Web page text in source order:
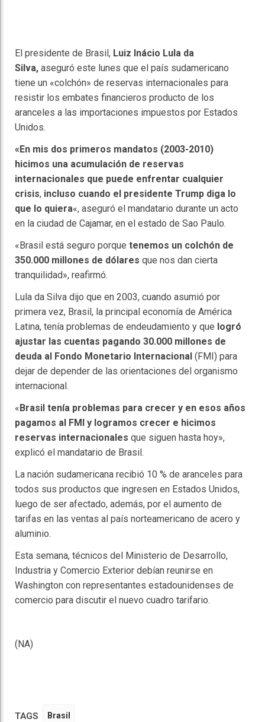
El presidente de Brasil, Luiz Inácio Lula da
Silva, aseguró este lunes que el país sudamericano
tiene un «colchón» de reservas internacionales para
resistir los embates financieros producto de los
aranceles a las importaciones impuestos por Estados
Unidos.
«En mis dos primeros mandatos (2003-2010)
hicimos una acumulación de reservas
internacionales que puede enfrentar cualquier
crisis, incluso cuando el presidente Trump diga lo
que lo quiera«, aseguró el mandatario durante un acto
en la ciudad de Cajamar, en el estado de Sao Paulo.
«Brasil está seguro porque tenemos un colchón de
350.000 millones de dólares que nos dan cierta
tranquilidad», reafirmó.
Lula da Silva dijo que en 2003, cuando asumió por
primera vez, Brasil, la principal economía de América
Latina, tenía problemas de endeudamiento y que logró
ajustar las cuentas pagando 30.000 millones de
deuda al Fondo Monetario Internacional (FMI) para
dejar de depender de las orientaciones del organismo
internacional.
«Brasil tenía problemas para crecer y en esos años
pagamos al FMI y logramos crecer e hicimos
reservas internacionales que siguen hasta hoy»,
explicó el mandatario de Brasil.
La nación sudamericana recibió 10 % de aranceles para
todos sus productos que ingresen en Estados Unidos,
luego de ser afectado, además, por el aumento de
tarifas en las ventas al país norteamericano de acero y
aluminio.
Esta semana, técnicos del Ministerio de Desarrollo,
Industria y Comercio Exterior debían reunirse en
Washington con representantes estadounidenses de
comercio para discutir el nuevo cuadro tarifario.
(NA)
TAGS Brasil